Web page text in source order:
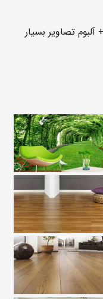
آلبوم تصاویر بسیار